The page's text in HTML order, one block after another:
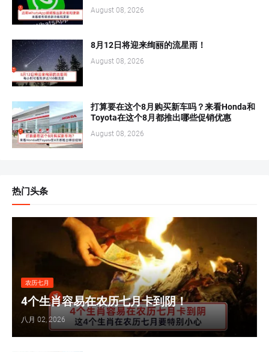
August 08, 2026
8月12日将迎来绚丽的流星雨！
August 08, 2026
打算要在这个8月购买新车吗？来看Honda和
Toyota在这个8月都推出哪些促销优惠
August 08, 2026
热门头条
农历七月
4个生肖容易在农历七月卡到阴！
八月 02, 2026